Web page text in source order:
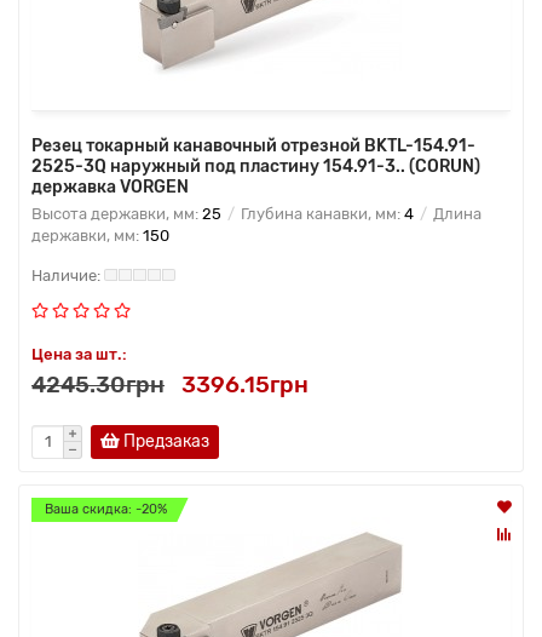
Резец токарный канавочный отрезной BKTL-154.91-
2525-3Q наружный под пластину 154.91-3.. (CORUN)
державка VORGEN
Высота державки, мм: 25 Глубина канавки, мм: 4
Длина
державки, мм: 150
Цена за шт.:
4245.30грн 3396.15грн
Предзаказ
Ваша скидка: -20%